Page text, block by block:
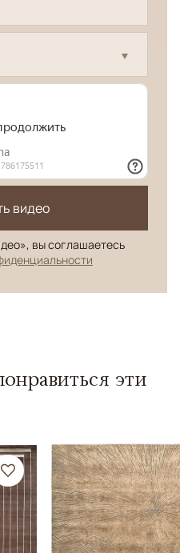
видео
вы соглашаетесь
эти